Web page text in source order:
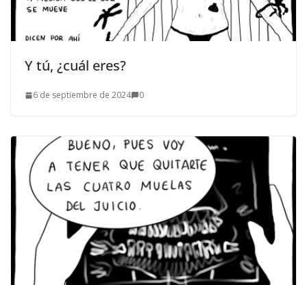
Y tú, ¿cuál eres?
6 de septiembre de 2024 0